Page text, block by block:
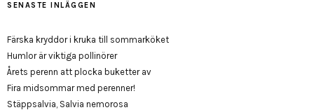
SENASTE INLÄGGEN
Färska kryddor i kruka till sommarköket
Humlor är viktiga pollinörer
Årets perenn att plocka buketter av
Fira midsommar med perenner!
Stäppsalvia, Salvia nemorosa